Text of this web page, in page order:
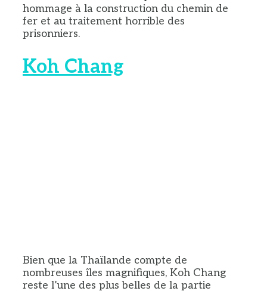
hommage à la construction du chemin de
fer et au traitement horrible des
prisonniers.
Koh Chang
Bien que la Thaïlande compte de
nombreuses îles magnifiques, Koh Chang
reste l’une des plus belles de la partie